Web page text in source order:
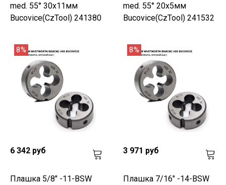
med. 55° 30x11мм
Bucovice(CzTool) 241380
med. 55° 20x5мм
Bucovice(CzTool) 241532
8%
6 342 руб
Плашка 5/8" -11-BSW
8%
3 971 руб
Плашка 7/16" -14-BSW